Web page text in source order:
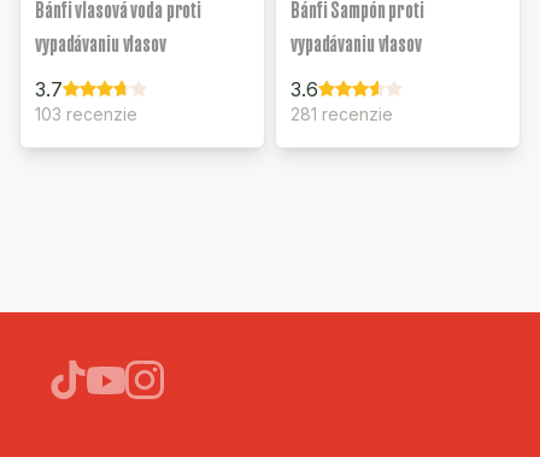
Bánfi vlasová voda proti
vypadávaniu vlasov
3.7
103 recenzie
Bánfi Šampón proti
vypadávaniu vlasov
3.6
281 recenzie